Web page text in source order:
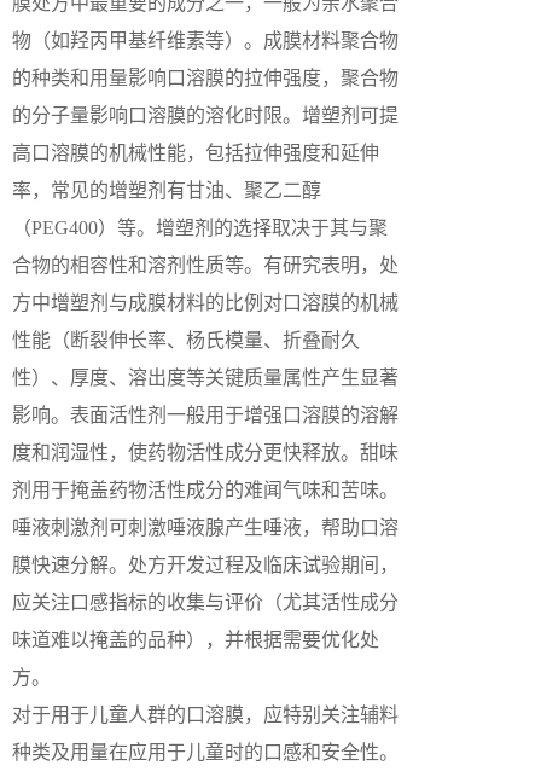
物（如羟丙甲基纤维素等）。成膜材料聚合物
的种类和用量影响口溶膜的拉伸强度，聚合物
的分子量影响口溶膜的溶化时限。增塑剂可提
高口溶膜的机械性能，包括拉伸强度和延伸
率，常见的增塑剂有甘油、聚乙二醇
（PEG400）等。增塑剂的选择取决于其与聚
合物的相容性和溶剂性质等。有研究表明，处
方中增塑剂与成膜材料的比例对口溶膜的机械
性能（断裂伸长率、杨氏模量、折叠耐久
性）、厚度、溶出度等关键质量属性产生显著
影响。表面活性剂一般用于增强口溶膜的溶解
度和润湿性，使药物活性成分更快释放。甜味
剂用于掩盖药物活性成分的难闻气味和苦味。
唾液刺激剂可刺激唾液腺产生唾液，帮助口溶
膜快速分解。处方开发过程及临床试验期间，
应关注口感指标的收集与评价（尤其活性成分
味道难以掩盖的品种），并根据需要优化处
方。
对于用于儿童人群的口溶膜，应特别关注辅料
种类及用量在应用于儿童时的口感和安全性。